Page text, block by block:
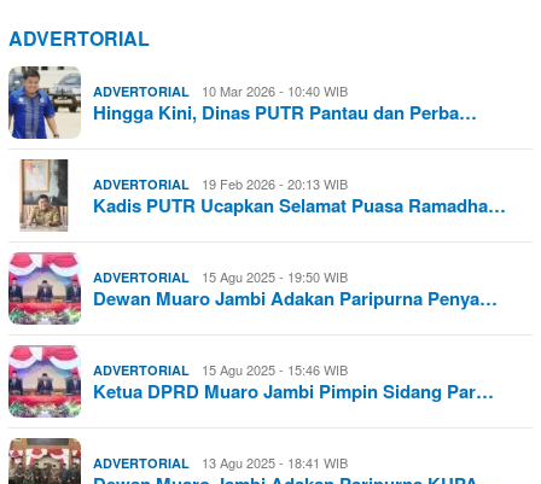
ADVERTORIAL
ADVERTORIAL 10 Mar 2026 - 10:40 WIB
Hingga Kini, Dinas PUTR Pantau dan Perba…
ADVERTORIAL 19 Feb 2026 - 20:13 WIB
Kadis PUTR Ucapkan Selamat Puasa Ramadha…
ADVERTORIAL 15 Agu 2025 - 19:50 WIB
Dewan Muaro Jambi Adakan Paripurna Penya…
ADVERTORIAL 15 Agu 2025 - 15:46 WIB
Ketua DPRD Muaro Jambi Pimpin Sidang Par…
ADVERTORIAL 13 Agu 2025 - 18:41 WIB